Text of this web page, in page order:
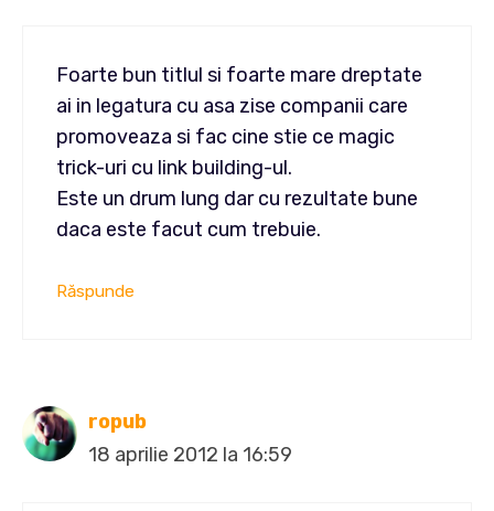
Foarte bun titlul si foarte mare dreptate
ai in legatura cu asa zise companii care
promoveaza si fac cine stie ce magic
trick-uri cu link building-ul.
Este un drum lung dar cu rezultate bune
daca este facut cum trebuie.
Răspunde
ropub
18 aprilie 2012 la 16:59